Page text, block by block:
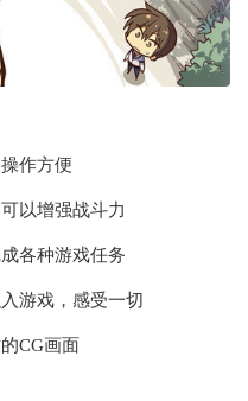
作方便
以增强战斗力
各种游戏任务
游戏，感受一切
CG画面